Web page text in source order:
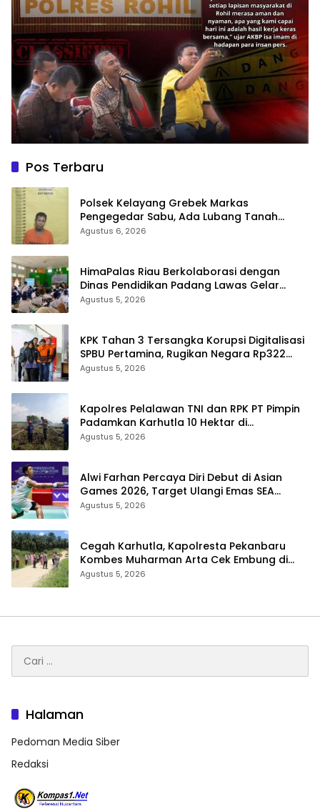
Pos Terbaru
Polsek Kelayang Grebek Markas
Pengegedar Sabu, Ada Lubang Tanah
Agustus 6, 2026
HimaPalas Riau Berkolaborasi dengan
Dinas Pendidikan Padang Lawas Gelar
Pelatihan OSIS SMP se-Kabupaten Padang
Agustus 5, 2026
KPK Tahan 3 Tersangka Korupsi Digitalisasi
SPBU Pertamina, Rugikan Negara Rp322
Miliar
Agustus 5, 2026
Kapolres Pelalawan TNI dan RPK PT Pimpin
Padamkan Karhutla 10 Hektar di
Kerumutan, Water Bombing Diterjunkan
Agustus 5, 2026
Alwi Farhan Percaya Diri Debut di Asian
Games 2026, Target Ulangi Emas SEA
Games
Agustus 5, 2026
Cegah Karhutla, Kapolresta Pekanbaru
Kombes Muharman Arta Cek Embung di
Payung Sekaki dan Tenayan Raya
Agustus 5, 2026
untuk:
Halaman
Pedoman Media Siber
Redaksi